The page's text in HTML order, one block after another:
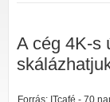
A cég 4K-s
Forrás: ITcafé - 70